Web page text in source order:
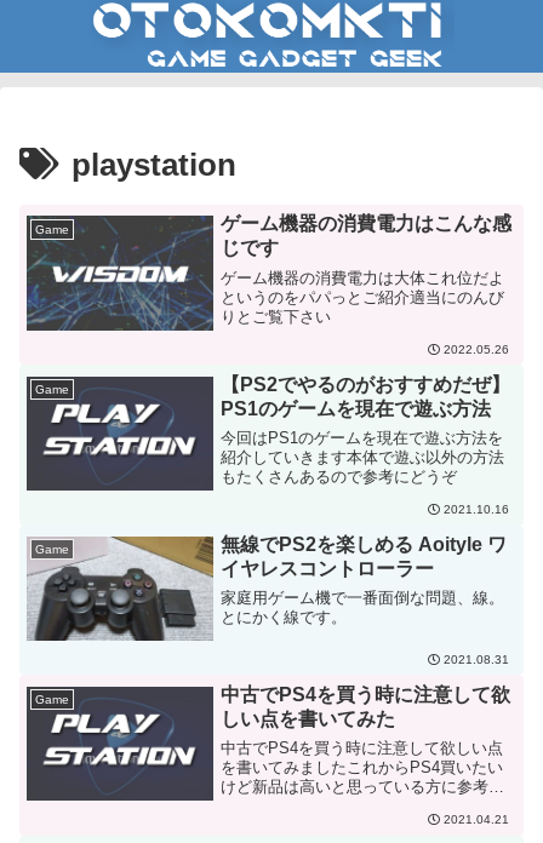
playstation
Game
ゲーム機器の消費電力はこんな感
じです
ゲーム機器の消費電力は大体これ位だよ
というのをパパっとご紹介適当にのんび
りとご覧下さい
2022.05.26
Game
【PS2でやるのがおすすめだぜ】
PS1のゲームを現在で遊ぶ方法
今回はPS1のゲームを現在で遊ぶ方法を
紹介していきます本体で遊ぶ以外の方法
もたくさんあるので参考にどうぞ
2021.10.16
Game
無線でPS2を楽しめる Aoityle ワ
イヤレスコントローラー
家庭用ゲーム機で一番面倒な問題、線。
とにかく線です。
2021.08.31
Game
中古でPS4を買う時に注意して欲
しい点を書いてみた
中古でPS4を買う時に注意して欲しい点
を書いてみましたこれからPS4買いたい
けど新品は高いと思っている方に参考に
2021.04.21